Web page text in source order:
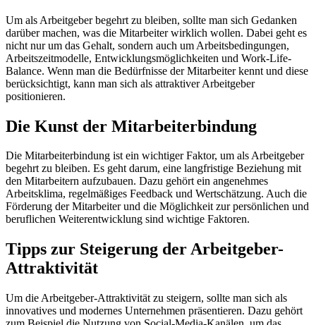
Um als Arbeitgeber begehrt zu bleiben, sollte man sich Gedanken
darüber machen, was die Mitarbeiter wirklich wollen. Dabei geht es
nicht nur um das Gehalt, sondern auch um Arbeitsbedingungen,
Arbeitszeitmodelle, Entwicklungsmöglichkeiten und Work-Life-
Balance. Wenn man die Bedürfnisse der Mitarbeiter kennt und diese
berücksichtigt, kann man sich als attraktiver Arbeitgeber
positionieren.
Die Kunst der Mitarbeiterbindung
Die Mitarbeiterbindung ist ein wichtiger Faktor, um als Arbeitgeber
begehrt zu bleiben. Es geht darum, eine langfristige Beziehung mit
den Mitarbeitern aufzubauen. Dazu gehört ein angenehmes
Arbeitsklima, regelmäßiges Feedback und Wertschätzung. Auch die
Förderung der Mitarbeiter und die Möglichkeit zur persönlichen und
beruflichen Weiterentwicklung sind wichtige Faktoren.
Tipps zur Steigerung der Arbeitgeber-
Attraktivität
Um die Arbeitgeber-Attraktivität zu steigern, sollte man sich als
innovatives und modernes Unternehmen präsentieren. Dazu gehört